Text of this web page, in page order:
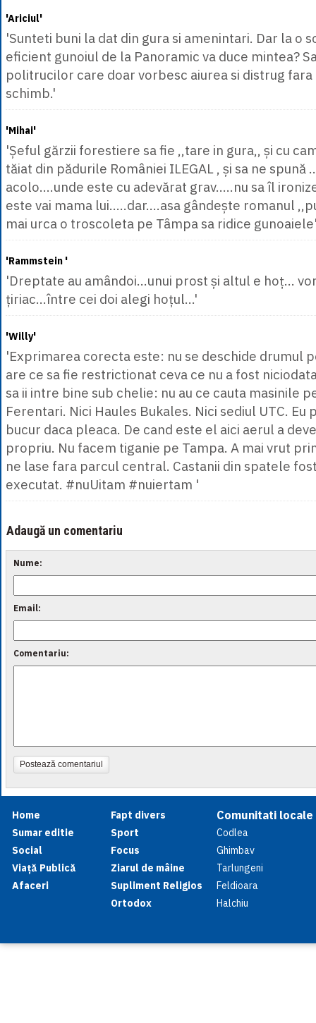
'Ariciul'
'Sunteti buni la dat din gura si amenintari. Dar la o
eficient gunoiul de la Panoramic va duce mintea?
politrucilor care doar vorbesc aiurea si distrug fara
schimb.'
'Mihai'
'Șeful gărzii forestiere sa fie ,,tare in gura,, și cu
tăiat din pădurile României ILEGAL , și sa ne
acolo….unde este cu adevărat grav…..nu sa îl
este vai mama lui…..dar….asa gândește romanul
mai urca o troscoleta pe Tâmpa sa ridice
'Rammstein '
'Dreptate au amândoi...unui prost și altul e hoț...
țiriac...între cei doi alegi hoțul...'
'Willy'
'Exprimarea corecta este: nu se deschide drumul
are ce sa fie restrictionat ceva ce nu a fost
sa ii intre bine sub chelie: nu au ce cauta masinile
Ferentari. Nici Haules Bukales. Nici sediul UTC. Eu
bucur daca pleaca. De cand este el aici aerul a
propriu. Nu facem tiganie pe Tampa. A mai vrut
ne lase fara parcul central. Castanii din spatele
executat. #nuUitam #nuiertam '
Adaugă un comentariu
Nume:
Email:
Comentariu:
Postează comentariul
Home
Sumar editie
Social
Viață Publică
Afaceri
Fapt divers
Sport
Focus
Ziarul de mâine
Supliment Religios
Ortodox
Comunitati locale
Codlea
Ghimbav
Tarlungeni
Feldioara
Halchiu